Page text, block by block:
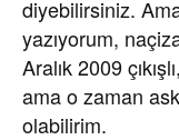
diyebilirsiniz.
yazıyorum,
Aralık 2009
ama o zaman
olabilirim.